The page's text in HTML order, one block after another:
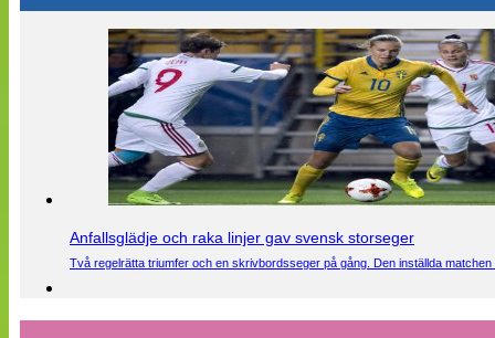
Anfallsglädje och raka linjer gav svensk storseger
Två regelrätta triumfer och en skrivbordsseger på gång. Den inställda